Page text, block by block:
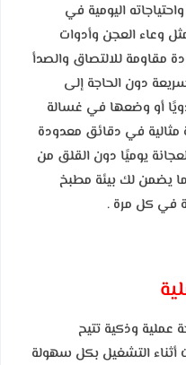
اليومية في
وعاء العجن وأدوات
مقاومة للالتصاق والصدأ
دون الحاجة إلى
أو وضعها في غسالة
في دقائق معدودة
يوميًا دون القلق من
يضمن لك بيئة مطبخ
في كل مرة .
عملية وذكية تتيح
أثناء التشغيل بكل سهولة